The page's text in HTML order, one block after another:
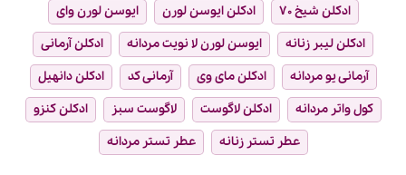
ادکلن شیخ ۷۰
ادکلن ایوسن لورن
ایوسن لورن وای
ادکلن لیبر زنانه
ایوسن لورن لا نویت مردانه
ادکلن آرمانی
آرمانی یو مردانه
ادکلن مای وی آرمانی کد
ادکلن دانهیل
کول واتر مردانه
ادکلن لاگوست لاگوست سبز
ادکلن کنزو
عطر تستر زنانه
عطر تستر مردانه